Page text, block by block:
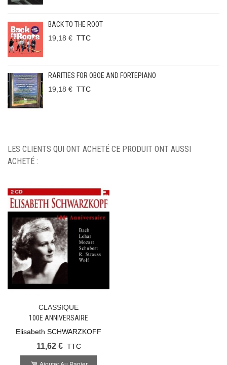
BACK TO THE ROOT
19,18 € TTC
RARITIES FOR OBOE AND FORTEPIANO
19,18 € TTC
LES CLIENTS QUI ONT ACHETÉ CE PRODUIT ONT AUSSI
ACHETÉ :
CLASSIQUE
100E ANNIVERSAIRE
Elisabeth SCHWARZKOFF
11,62 € TTC